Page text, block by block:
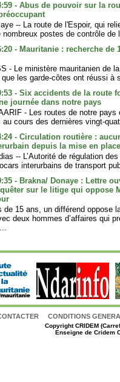
- Abus de pouvoir sur la
-- La route de l'Espoir, qui
nombreux postes de contrôle de
- Mauritanie : recherche de
- Le ministère mauritanien de
les garde-côtes ont réussi à
- Six accidents de la route
journée dans notre pays
- Les routes de notre pays
au cours des dernières vingt-
- Circulation routière :
depuis la mise en
-- L’Autorité de régulation
interurbains de transport
- Brakna/ Donaye : Lettre
sur le litige qui oppose
de 15 ans, un différend oppose
deux hommes d’affaires qui
CONDITIONS
CopyrightCRIDEM
Enseigne de Cridem